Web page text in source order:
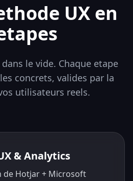
UX en
le vide. Chaque etape
concrets, valides par la
utilisateurs reels.
& Analytics
de Hotjar + Microsoft